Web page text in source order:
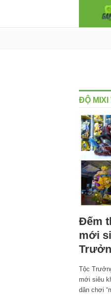
ĐỘ MIXI
Đếm
mới
Tộc
mới siêu
dân chơi